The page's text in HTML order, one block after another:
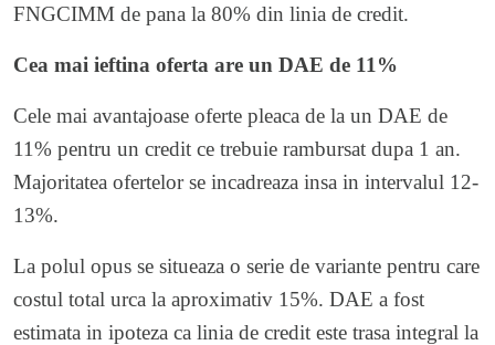
FNGCIMM de pana la 80% din linia de credit.
Cea mai ieftina oferta are un DAE de 11%
Cele mai avantajoase oferte pleaca de la un DAE de
11% pentru un credit ce trebuie rambursat dupa 1 an.
Majoritatea ofertelor se incadreaza insa in intervalul 12-
13%.
La polul opus se situeaza o serie de variante pentru care
costul total urca la aproximativ 15%. DAE a fost
estimata in ipoteza ca linia de credit este trasa integral la